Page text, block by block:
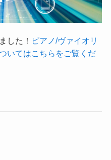
した！ ピアノ/ヴァイオリ
いてはこちらをご覧くだ